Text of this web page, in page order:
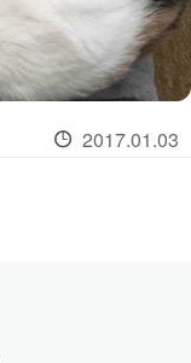
2017.01.03